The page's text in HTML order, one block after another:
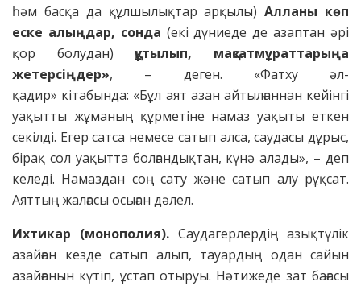
һәм басқа да құлшылықтар арқылы)Алланы көп
еске алыңдар, сонда (екі дүниеде де азаптан әрі
қор болудан) құтылып, мақсатмұраттарыңа
жетерсіңдер», – деген. «Фатху әл-
қадир» кітабында: «Бұл аят азан айтылғаннан кейінгі
уақытты жұманың құрметіне намаз уақыты еткен
секілді. Егер сатса немесе сатып алса, саудасы дұрыс,
бірақ сол уақытта болғандықтан, күнә алады», – деп
келеді. Намаздан соң сату және сатып алу рұқсат.
Аяттың жалғасы осыған дәлел.
Ихтикар (монополия). Саудагерлердің азықтүлік
азайған кезде сатып алып, тауардың одан сайын
азайғанын күтіп, ұстап отыруы. Нәтижеде зат бағасы